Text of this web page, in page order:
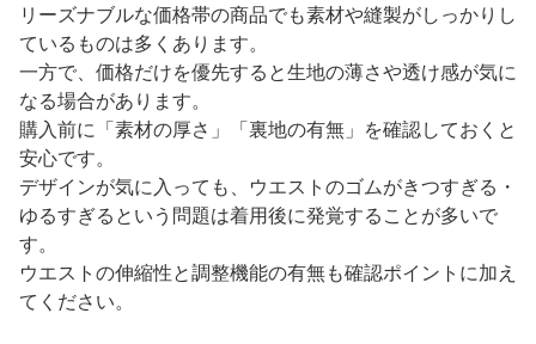
リーズナブルな価格帯の商品でも素材や縫製がしっかりし
ているものは多くあります。
一方で、価格だけを優先すると生地の薄さや透け感が気に
なる場合があります。
購入前に「素材の厚さ」「裏地の有無」を確認しておくと
安心です。
デザインが気に入っても、ウエストのゴムがきつすぎる・
ゆるすぎるという問題は着用後に発覚することが多いで
す。
ウエストの伸縮性と調整機能の有無も確認ポイントに加え
てください。